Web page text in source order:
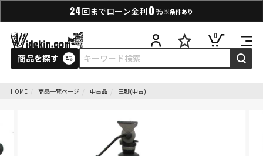
24 回までローン金利 0% ※条件あり
商品を探す
0
HOME 商品一覧ページ 中古品 三脚(中古)